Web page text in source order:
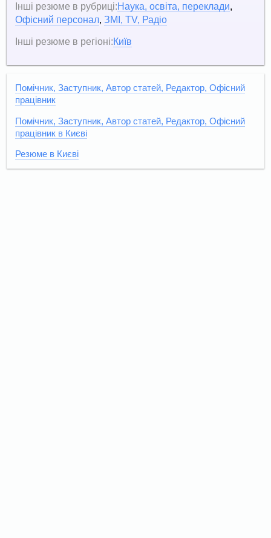
Інші резюме в рубриці:Наука, освіта, переклади,
Офісний персонал,ЗМІ, TV, Радіо
Інші резюме в регіоні:Київ
Помічник, Заступник, Автор статей, Редактор, Офісний
працівник
Помічник, Заступник, Автор статей, Редактор, Офісний
працівник в Києві
Резюме в Києві